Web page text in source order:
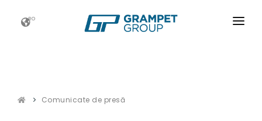
RO
NOUTATIComunicate de presă